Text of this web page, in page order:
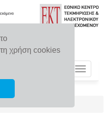
χρήση cookies
Toggle